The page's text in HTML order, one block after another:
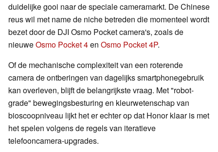
duidelijke gooi naar de speciale cameramarkt. De Chinese
reus wil met name de niche betreden die momenteel wordt
bezet door de DJI Osmo Pocket camera's, zoals de
nieuweOsmo Pocket 4en Osmo Pocket 4P.
Of de mechanische complexiteit van een roterende
camera de ontberingen van dagelijks smartphonegebruik
kan overleven, blijft de belangrijkste vraag. Met "robot-
grade" bewegingsbesturing en kleurwetenschap van
bioscoopniveau lijkt het er echter op dat Honor klaar is met
het spelen volgens de regels van iteratieve
telefooncamera-upgrades.